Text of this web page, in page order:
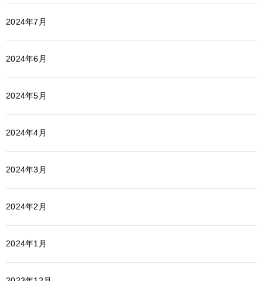
2024年7月
2024年6月
2024年5月
2024年4月
2024年3月
2024年2月
2024年1月